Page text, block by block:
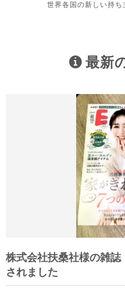
世界各国の新しい持
最新
株式会社扶桑社様の雑誌
されました